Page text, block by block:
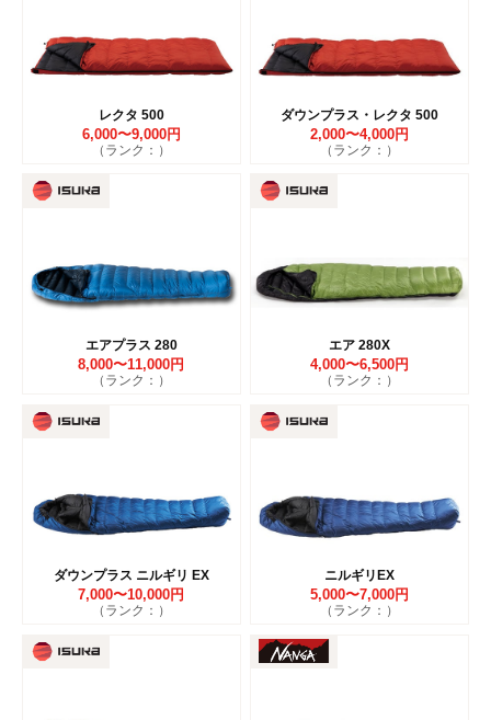
レクタ 500
6,000〜9,000円
（ランク：）
ダウンプラス・レクタ 500
2,000〜4,000円
（ランク：）
エアプラス 280
8,000〜11,000円
（ランク：）
エア 280X
4,000〜6,500円
（ランク：）
ダウンプラス ニルギリ EX
7,000〜10,000円
（ランク：）
ニルギリEX
5,000〜7,000円
（ランク：）